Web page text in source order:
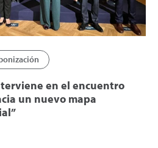
en el encuentro
un nuevo mapa